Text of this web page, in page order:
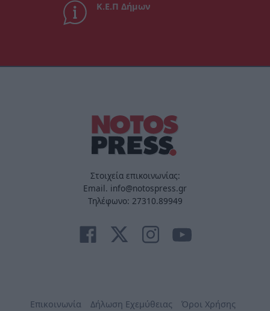
Κ.Ε.Π Δήμων
Στοιχεία επικοινωνίας:
Email. info@notospress.gr
Τηλέφωνο: 27310.89949
Επικοινωνία Δήλωση Εχεμύθειας Όροι Χρήσης